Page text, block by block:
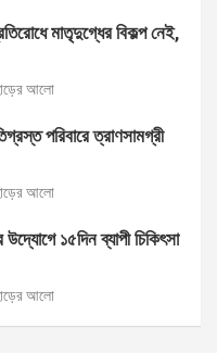
মাতৃদুগ্ধের বিকল্প নেই,
আলো
পরিবারে ত্রাণসামগ্রী
আলো
উদ্যোগে ১৫দিন ব্যাপী চিকিৎসা
আলো